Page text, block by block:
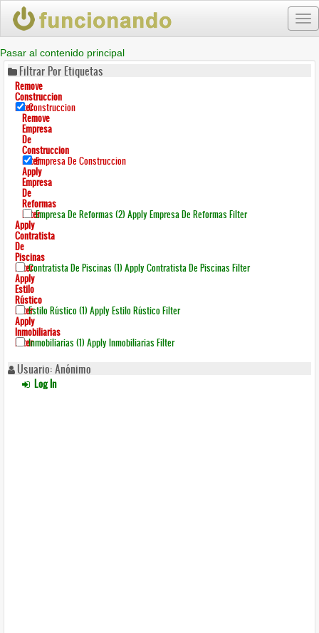
Pasar al contenido principal
Filtrar Por Etiquetas
Remove
Construccion
FilterConstruccion
Remove
Empresa
De
Construccion
FilterEmpresa De Construccion
Apply
Empresa
De
Reformas
FilterEmpresa De Reformas (2) Apply Empresa De Reformas Filter
Apply
Contratista
De
Piscinas
FilterContratista De Piscinas (1) Apply Contratista De Piscinas Filter
Apply
Estilo
Rústico
FilterEstilo Rústico (1) Apply Estilo Rústico Filter
Apply
Inmobiliarias
FilterInmobiliarias (1) Apply Inmobiliarias Filter
Usuario: Anónimo
Log In